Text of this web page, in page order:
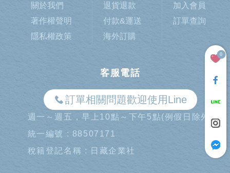
關於我們
著作權聲明
隱私權政策
退貨退款
付款&運送
海外訂購
加入會員
訂單查詢
客服電話
訂單相關問題歡迎使用Line
週一～週五，早上10點～下午5點(例假日除外)
統一編號 : 88507171
稅籍登記名稱 : 日藏企業社
0